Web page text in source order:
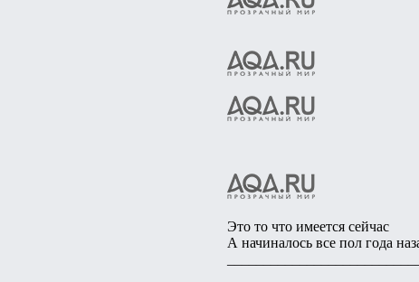
Это то что имеется сейчас
А начиналось все пол года